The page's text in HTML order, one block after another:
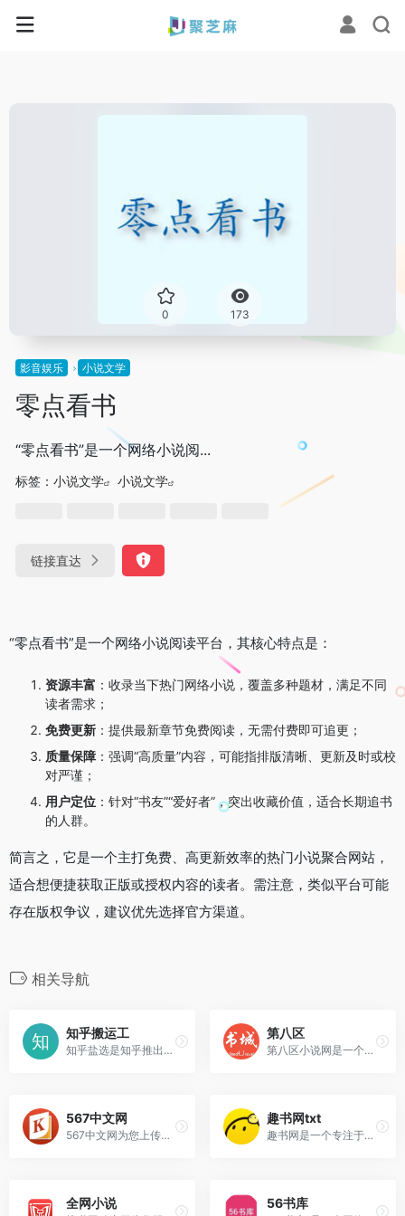
0 173
影音娱乐 小说文学
零点看书
“零点看书”是一个网络小说阅...
标签： 小说文学 小说文学
链接直达
“零点看书”是一个网络小说阅读平台，其核心特点是：
资源丰富 ：收录当下热门网络小说，覆盖多种题材，满足不同
读者需求；
免费更新 ：提供最新章节免费阅读，无需付费即可追更；
质量保障 ：强调“高质量”内容，可能指排版清晰、更新及时或校
对严谨；
用户定位 ：针对“书友”“爱好者”，突出收藏价值，适合长期追书
的人群。
简言之，它是一个主打免费、高更新效率的热门小说聚合网站，
适合想便捷获取正版或授权内容的读者。需注意，类似平台可能
存在版权争议，建议优先选择官方渠道。
相关导航
知乎搬运工
知乎盐选是知乎推出的专注于提供优质内容的服务，旨在为用户提供更专业、更有深度的内容。
第八区
第八区小说网是一个专注于提...
567中文网
567中文网为您上传伏天氏最新...
趣书网txt
趣书网是一个专注于电子书下载的网站，主要提供TXT格式的小说全集下载服务。
全网小说 56书库